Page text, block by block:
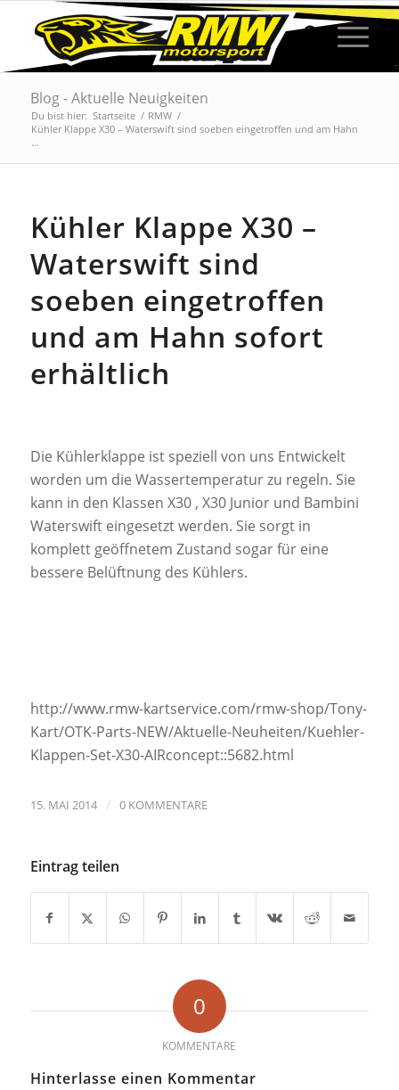
Blog - Aktuelle Neuigkeiten
Du bist hier: Startseite / RMW /
Kühler Klappe X30 – Waterswift sind soeben eingetroffen und am Hahn
...
Kühler Klappe X30 –
Waterswift sind
soeben eingetroffen
und am Hahn sofort
erhältlich
Die Kühlerklappe ist speziell von uns Entwickelt
worden um die Wassertemperatur zu regeln. Sie
kann in den Klassen X30 , X30 Junior und Bambini
Waterswift eingesetzt werden. Sie sorgt in
komplett geöffnetem Zustand sogar für eine
bessere Belüftnung des Kühlers.
http://www.rmw-kartservice.com/rmw-shop/Tony-
Kart/OTK-Parts-NEW/Aktuelle-Neuheiten/Kuehler-
Klappen-Set-X30-AIRconcept::5682.html
15. MAI 2014 / 0 KOMMENTARE
Eintrag teilen
0
KOMMENTARE
Hinterlasse einen Kommentar